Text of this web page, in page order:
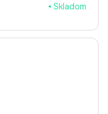
Skladom